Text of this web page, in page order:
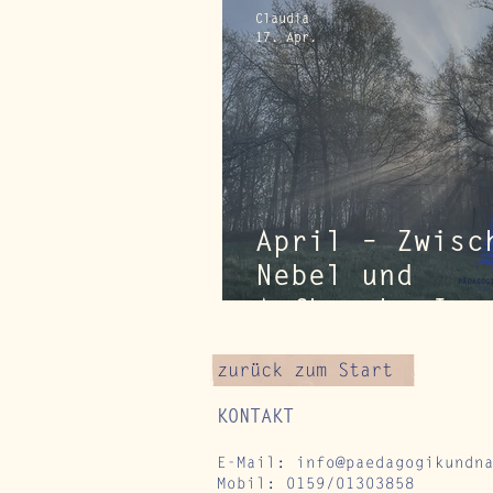
Achtsamkeit
Natur als
Kraftquelle
April –
Nebel und
Claudia
17. Apr.
zurück zum Start
KONTAKT
E-Mail:
Mobil: 0159/01303858